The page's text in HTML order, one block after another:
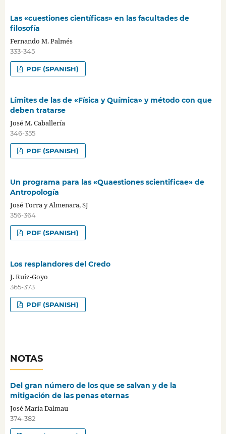
Las «cuestiones científicas» en las facultades de
filosofía
Fernando M. Palmés
333-345
PDF (SPANISH)
Límites de las de «Física y Química» y método con que
deben tratarse
José M. Caballería
346-355
PDF (SPANISH)
Un programa para las «Quaestiones scientificae» de
Antropología
José Torra y Almenara, SJ
356-364
PDF (SPANISH)
Los resplandores del Credo
J. Ruiz-Goyo
365-373
PDF (SPANISH)
NOTAS
Del gran número de los que se salvan y de la
mitigación de las penas eternas
José María Dalmau
374-382